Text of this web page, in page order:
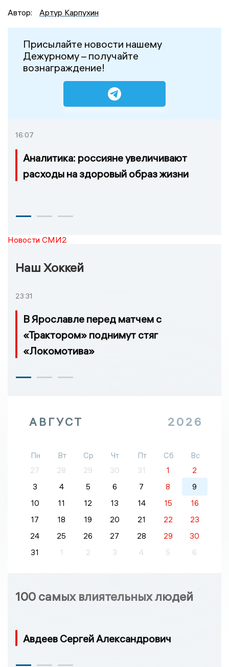
Автор:
Артур Карпухин
Присылайте новости нашему
Дежурному – получайте
вознаграждение!
16:07
Аналитика: россияне увеличивают
расходы на здоровый образ жизни
Новости СМИ2
Наш Хоккей
23:31
В Ярославле перед матчем с
«Трактором» поднимут стяг
«Локомотива»
АВГУСТ 2026
Пн Вт Ср Чт Пт Сб
Вс
27
28 29 30 31 1
2
3
4 5 6 7 8
9
10
11 12 13 14 15
16
17
18 19 20 21 22
23
24
25 26 27 28 29
30
31
1 2 3 4 5 6
100 самых влиятельных людей
Авдеев Сергей Александрович